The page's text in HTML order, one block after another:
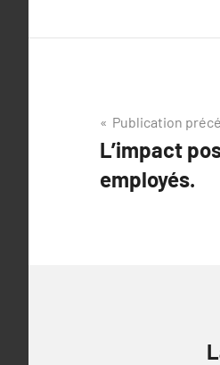
Navigation
de
l’article
Publication
L’impact
employés.